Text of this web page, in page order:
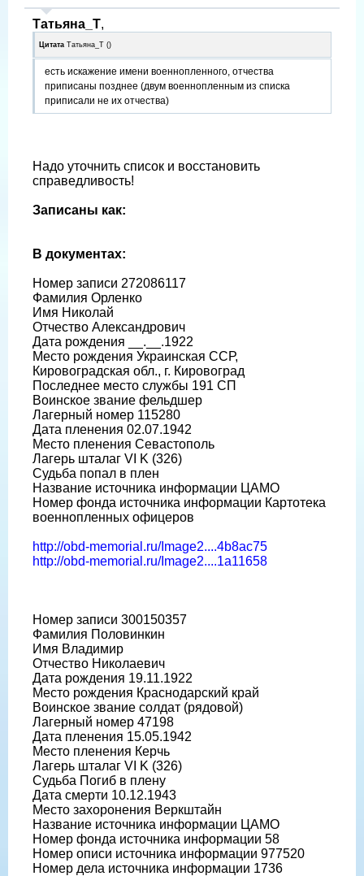
Татьяна_Т,
Цитата Татьяна_Т ()
есть искажение имени военнопленного, отчества
приписаны позднее (двум военнопленным из списка
приписали не их отчества)
Надо уточнить список и восстановить
справедливость!
Записаны как:
В документах:
Номер записи 272086117
Фамилия Орленко
Имя Николай
Отчество Александрович
Дата рождения __.__.1922
Место рождения Украинская ССР,
Кировоградская обл., г. Кировоград
Последнее место службы 191 СП
Воинское звание фельдшер
Лагерный номер 115280
Дата пленения 02.07.1942
Место пленения Севастополь
Лагерь шталаг VI K (326)
Судьба попал в плен
Название источника информации ЦАМО
Номер фонда источника информации Картотека
военнопленных офицеров
http://obd-memorial.ru/Image2....4b8ac75
http://obd-memorial.ru/Image2....1a11658
Номер записи 300150357
Фамилия Половинкин
Имя Владимир
Отчество Николаевич
Дата рождения 19.11.1922
Место рождения Краснодарский край
Воинское звание солдат (рядовой)
Лагерный номер 47198
Дата пленения 15.05.1942
Место пленения Керчь
Лагерь шталаг VI K (326)
Судьба Погиб в плену
Дата смерти 10.12.1943
Место захоронения Веркштайн
Название источника информации ЦАМО
Номер фонда источника информации 58
Номер описи источника информации 977520
Номер дела источника информации 1736